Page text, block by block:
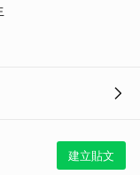
建立貼文